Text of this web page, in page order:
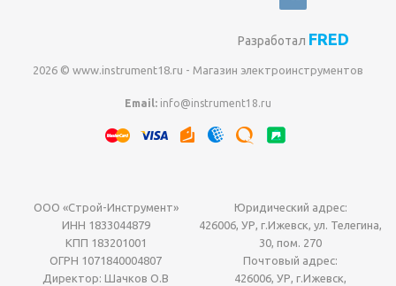
Разработал FRED
2026 © www.instrument18.ru - Магазин электроинструментов
Email: info@instrument18.ru
ООО «Строй-Инструмент»
ИНН 1833044879
КПП 183201001
ОГРН 1071840004807
Директор: Шачков О.В
Юридический адрес:
426006, УР, г.Ижевск, ул. Телегина,
30, пом. 270
Почтовый адрес:
426006, УР, г.Ижевск,